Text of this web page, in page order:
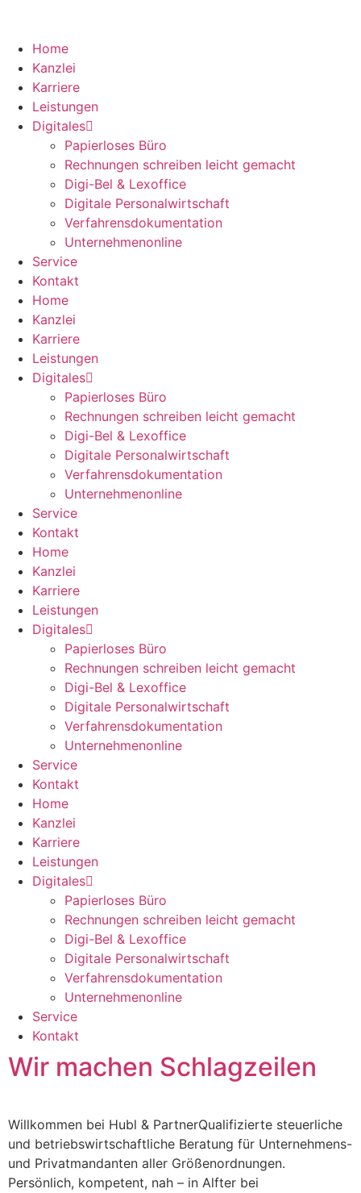
springenHome
Kanzlei
Karriere
Leistungen
Digitales
Papierloses Büro
Rechnungen schreiben leicht gemacht
Digi-Bel & Lexoffice
Digitale Personalwirtschaft
Verfahrensdokumentation
Unternehmenonline
Service
Kontakt
Home
Kanzlei
Karriere
Leistungen
Digitales
Papierloses Büro
Rechnungen schreiben leicht gemacht
Digi-Bel & Lexoffice
Digitale Personalwirtschaft
Verfahrensdokumentation
Unternehmenonline
Service
Kontakt
Home
Kanzlei
Karriere
Leistungen
Digitales
Papierloses Büro
Rechnungen schreiben leicht gemacht
Digi-Bel & Lexoffice
Digitale Personalwirtschaft
Verfahrensdokumentation
Unternehmenonline
Service
Kontakt
Home
Kanzlei
Karriere
Leistungen
Digitales
Papierloses Büro
Rechnungen schreiben leicht gemacht
Digi-Bel & Lexoffice
Digitale Personalwirtschaft
Verfahrensdokumentation
Unternehmenonline
Service
Kontakt
Wir machen Schlagzeilen
Willkommen bei Hubl & PartnerQualifizierte steuerliche
und betriebswirtschaftliche Beratung für Unternehmens-
und Privatmandanten aller Größenordnungen.
Persönlich, kompetent, nah – in Alfter bei